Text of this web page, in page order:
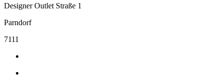
Designer Outlet Straße 1
Parndorf
7111